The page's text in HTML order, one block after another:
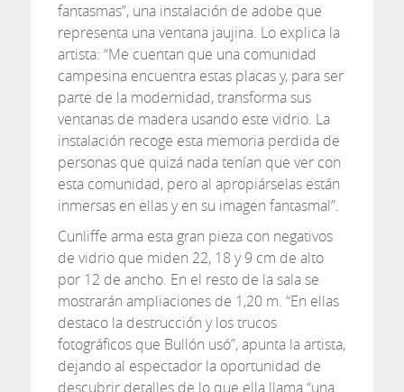
fantasmas”, una instalación de adobe que
representa una ventana jaujina. Lo explica la
artista: “Me cuentan que una comunidad
campesina encuentra estas placas y, para ser
parte de la modernidad, transforma sus
ventanas de madera usando este vidrio. La
instalación recoge esta memoria perdida de
personas que quizá nada tenían que ver con
esta comunidad, pero al apropiárselas están
inmersas en ellas y en su imagen fantasmal”.
Cunliffe arma esta gran pieza con negativos
de vidrio que miden 22, 18 y 9 cm de alto
por 12 de ancho. En el resto de la sala se
mostrarán ampliaciones de 1,20 m. “En ellas
destaco la destrucción y los trucos
fotográficos que Bullón usó”, apunta la artista,
dejando al espectador la oportunidad de
descubrir detalles de lo que ella llama “una